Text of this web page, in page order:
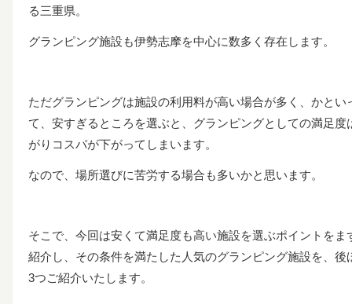
る三重県。
グランピング施設も伊勢志摩を中心に数多く存在します。
ただグランピングは施設の利用料が高い場合が多く、かとい
て、安すぎるところを選ぶと、グランピングとしての満足度
がりコスパが下がってしまいます。
なので、場所選びに苦労する場合も多いかと思います。
そこで、今回は安くて満足度も高い施設を選ぶポイントをま
紹介し、その条件を満たした人気のグランピング施設を、後
3つご紹介いたします。